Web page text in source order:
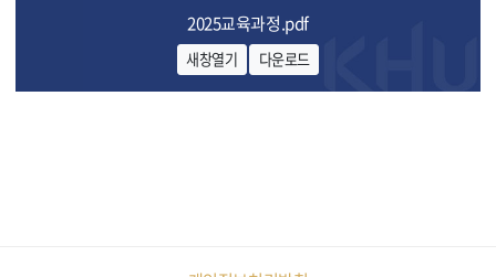
2025교육과정.pdf
새창열기 다운로드